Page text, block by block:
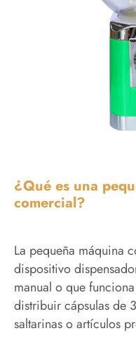
¿Qué es una
comercial?
La pequeña máquina
dispositivo
manual o que
distribuir cápsulas de
saltarinas o artículos